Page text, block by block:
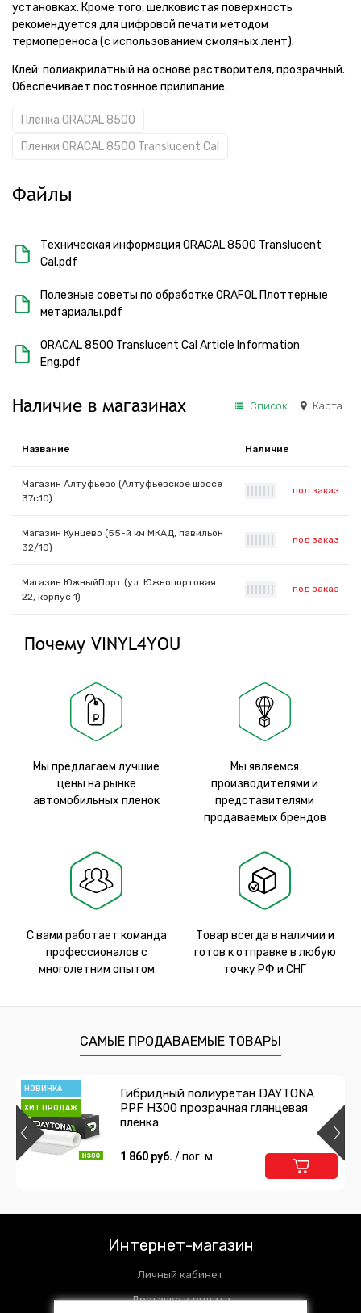
установках. Кроме того, шелковистая поверхность
рекомендуется для цифровой печати методом
термопереноса (с использованием смоляных лент).
Клей: полиакрилатный на основе растворителя, прозрачный.
Обеспечивает постоянное прилипание.
Пленка ORACAL 8500
Пленки ORACAL 8500 Translucent Cal
Файлы
Техническая информация ORACAL 8500 Translucent
Cal.pdf
Полезные советы по обработке ORAFOL Плоттерные
метариалы.pdf
ORACAL 8500 Translucent Cal Article Information
Eng.pdf
Наличие в магазинах Список Карта
Название Наличие
Магазин Алтуфьево (Алтуфьевское шоссе
37с10)
под заказ
Магазин Кунцево (55-й км МКАД, павильон
32/10)
под заказ
Магазин ЮжныйПорт (ул. Южнопортовая
22, корпус 1)
под заказ
Почему VINYL4YOU
Мы предлагаем лучшие
цены на рынке
автомобильных пленок
Мы являемся
производителями и
представителями
продаваемых брендов
С вами работает команда
профессионалов с
многолетним опытом
Товар всегда в наличии и
готов к отправке в любую
точку РФ и СНГ
САМЫЕ ПРОДАВАЕМЫЕ ТОВАРЫ
НОВИНКА
ХИТ ПРОДАЖ
Гибридный полиуретан DAYTONA
PPF H300 прозрачная глянцевая
плёнка
1 860 руб. / пог. м.
Интернет-магазин
Личный кабинет
Доставка и оплата